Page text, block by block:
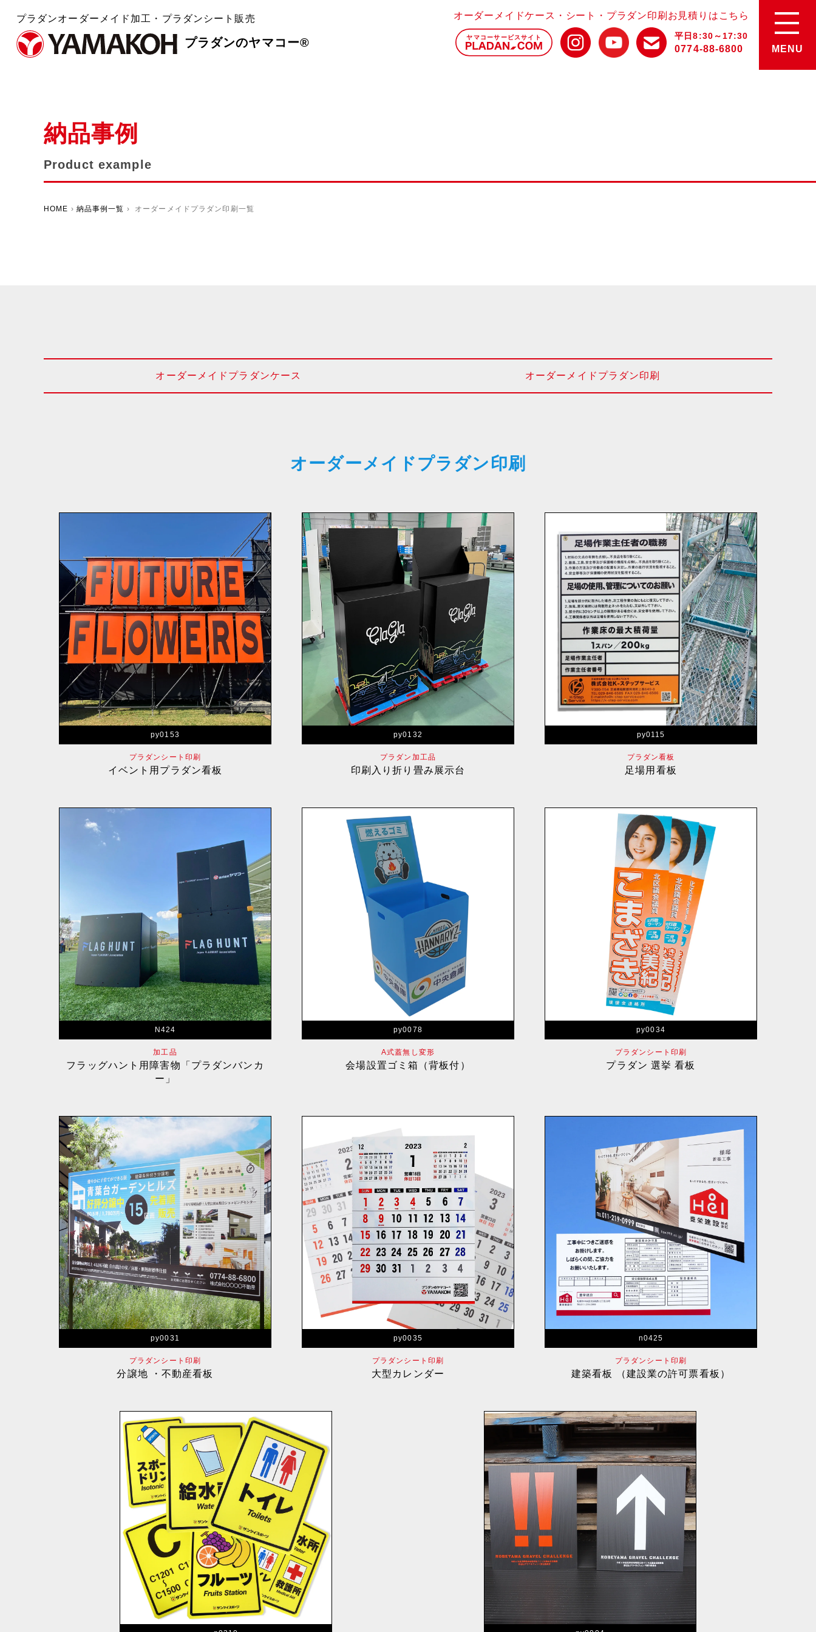
プラダンオーダーメイド加工・プラダンシート販売
プラダンのヤマコー®
オーダーメイドケース・シート・プラダン印刷お見積りはこちら
平日8:30～17:30
0774-88-6800 MENU
納品事例
Product example
HOME › 納品事例一覧 › オーダーメイドプラダン印刷一覧
オーダーメイドプラダンケース オーダーメイドプラダン印刷
オーダーメイドプラダン印刷
プラダンシート印刷
py0153
イベント用プラダン看板
プラダン加工品
py0132
印刷入り折り畳み展示台
プラダン看板
py0115
足場用看板
加工品
N424
フラッグハント用障害物「プラダンバンカ
ー」
A式蓋無し変形
py0078
会場設置ゴミ箱（背板付）
プラダンシート印刷
py0034
プラダン 選挙 看板
プラダンシート印刷
py0031
分譲地 ・不動産看板
プラダンシート印刷
py0035
大型カレンダー
プラダンシート印刷
n0425
建築看板 （建設業の許可票看板）